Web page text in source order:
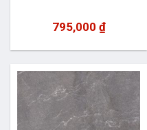
795,000 ₫